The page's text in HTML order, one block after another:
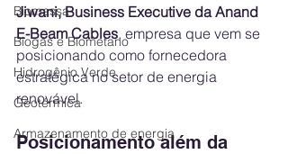
Biomassa
Biogás e Biometano
Hidrogênio Verde
Geotérmica
Armazenamento de energia
Jiwani, Business Executive da Anand
E-Beam Cables, empresa que vem se
posicionando como fornecedora
estratégica no setor de energia
renovável.
Posicionamento além da